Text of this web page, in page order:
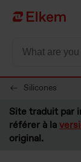
Skip to main
Vers la page
Silicones
Site traduit par
référer à la
original.